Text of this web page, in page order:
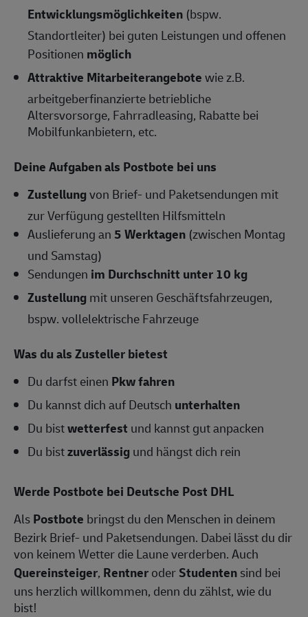
Entwicklungsmöglichkeiten (bspw.
Standortleiter) bei guten Leistungen und offenen
Positionen möglich
Attraktive Mitarbeiterangebotewie z.B.
arbeitgeberfinanzierte betriebliche
Altersvorsorge, Fahrradleasing, Rabatte bei
Mobilfunkanbietern, etc.
Deine Aufgaben als Postbote bei uns
Zustellungvon Brief- und Paketsendungen mit
zur Verfügung gestellten Hilfsmitteln
Auslieferung an5 Werktagen (zwischen Montag
und Samstag)
Sendungen im Durchschnitt unter 10 kg
Zustellungmit unseren Geschäftsfahrzeugen,
bspw. vollelektrische Fahrzeuge
Was du als Zusteller bietest
Du darfst einen Pkw fahren
Du kannst dich auf Deutsch unterhalten
Du bistwetterfest und kannst gut anpacken
Du bistzuverlässigund hängst dich rein
Werde Postbote bei Deutsche Post DHL
AlsPostbote bringst du den Menschen in deinem
Bezirk Brief- und Paketsendungen. Dabei lässt du dir
von keinem Wetter die Laune verderben. Auch
Quereinsteiger, RentneroderStudentensind bei
uns herzlich willkommen, denn du zählst, wie du
bist!